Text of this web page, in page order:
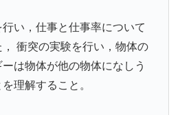
い，仕事と仕事率について
衝突の実験を行い，物体の
は物体が他の物体になしう
理解すること。